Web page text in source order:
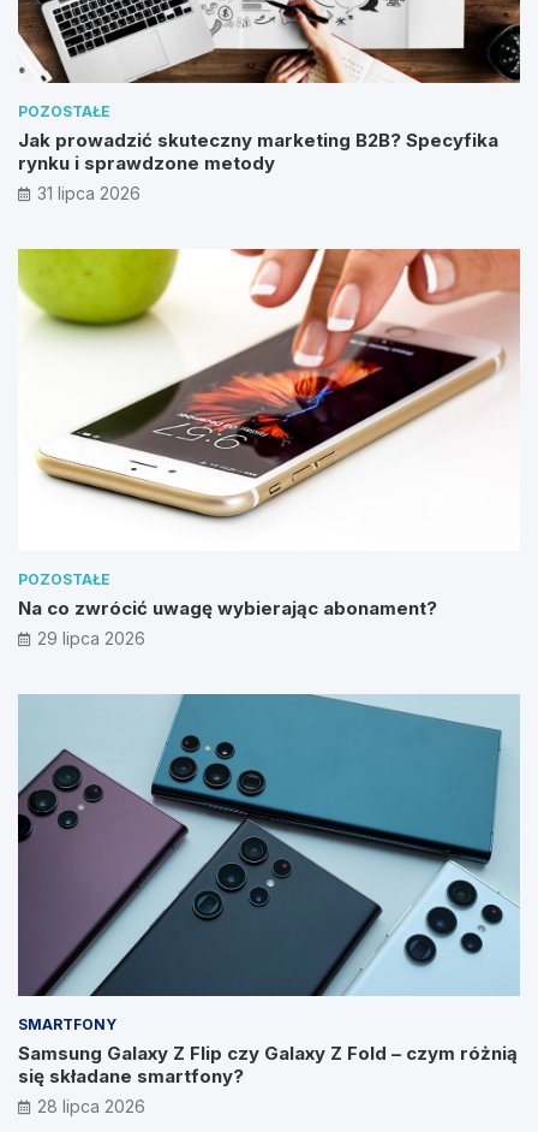
POZOSTAŁE
Jak prowadzić skuteczny marketing B2B? Specyfika
rynku i sprawdzone metody
31 lipca 2026
POZOSTAŁE
Na co zwrócić uwagę wybierając abonament?
29 lipca 2026
SMARTFONY
Samsung Galaxy Z Flip czy Galaxy Z Fold – czym różnią
się składane smartfony?
28 lipca 2026